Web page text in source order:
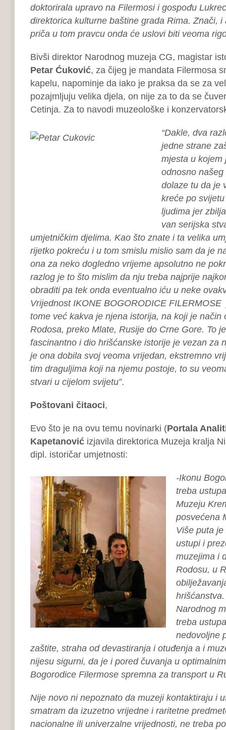
doktorirala upravo na Filermosi i gospođu
direktorica kulturne baštine grada Rima. Znači, i
priča u tom pravcu onda će uslovi biti veoma
Bivši direktor Narodnog muzeja CG, magistar
Petar Ćuković, za čijeg je mandata Filermosa
kapelu, napominje da iako je praksa da se za
pozajmljuju velika djela, on nije za to da se
Cetinja. Za to navodi muzeološke i
“Dakle, dva
jedne strane
mjesta u kojem
odnosno
dolaze tu da je
kreće po
ljudima jer
van serijska
umjetničkim djelima. Kao što znate i ta velika
rijetko pokreću i u tom smislu mislio sam da je
ona za neko dogledno vrijeme apsolutno ne
razlog je to što mislim da nju treba najprije
obraditi pa tek onda eventualno iću u neke
Vrijednost IKONE BOGORODICE
tome već kakva je njena istorija, na koji je način
Rodosa, preko Mlate, Rusije do Crne Gore. To
fascinantno i dio hrišćanske istorije je vezan za
je ona dobila svoj veoma vrijedan, ekstremno
tim draguljima koji na njemu postoje, to su
stvari u cijelom svijetu”.
Poštovani čitaoci,
Evo što je na ovu temu novinarki (Portala
Kapetanovićizjavila direktorica Muzeja kralja
dipl. istoričar umjetnosti:
-Ikonu
treba
Muzeju
posvećena
Više puta
ustupi i
muzejima i
Rodosu, u
Narodnog
treba
nedovoljne
zaštite, straha od devastiranja i otuđenja a i
nijesu sigurni, da je i pored čuvanja u
Bogorodice Filermose spremna za transport u
Nije novo ni nepoznato da muzeji kontaktiraju i
smatram da izuzetno vrijedne i raritetne
nacionalne ili univerzalne vrijednosti, ne treba